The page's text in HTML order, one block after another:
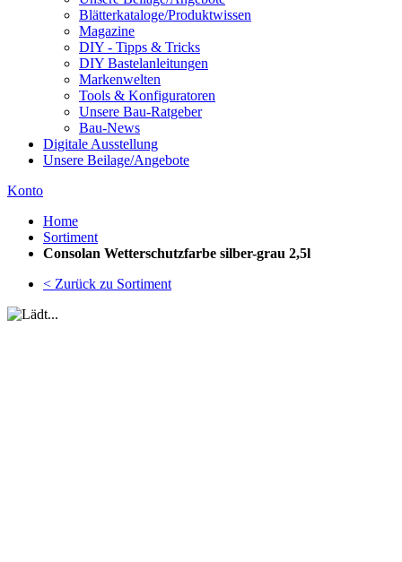
Blätterkataloge/Produktwissen
Magazine
DIY - Tipps & Tricks
DIY Bastelanleitungen
Markenwelten
Tools & Konfiguratoren
Unsere Bau-Ratgeber
Bau-News
Digitale Ausstellung
Unsere Beilage/Angebote
Konto
Home
Sortiment
Consolan Wetterschutzfarbe silber-grau 2,5l
< Zurück zu Sortiment